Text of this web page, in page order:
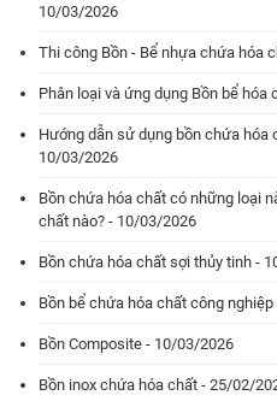
10/03/2026
Thi công Bồn - Bể nhựa chứa hóa
Phân loại và ứng dụng Bồn bể
Hướng dẫn sử dụng bồn chứa hóa
10/03/2026
Bồn chứa hóa chất có những loại
chất nào? - 10/03/2026
Bồn chứa hóa chất sợi thủy tinh -
Bồn bể chứa hóa chất công
Bồn Composite - 10/03/2026
Bồn inox chứa hóa chất - 25/02/